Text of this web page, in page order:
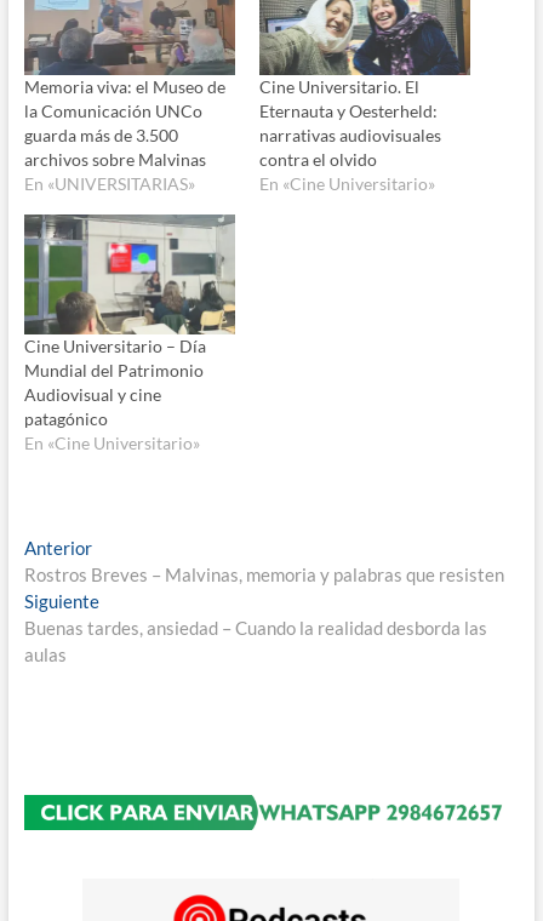
Memoria viva: el Museo de
la Comunicación UNCo
guarda más de 3.500
archivos sobre Malvinas
En «UNIVERSITARIAS»
Cine Universitario. El
Eternauta y Oesterheld:
narrativas audiovisuales
contra el olvido
En «Cine Universitario»
Cine Universitario – Día
Mundial del Patrimonio
Audiovisual y cine
patagónico
En «Cine Universitario»
Navegación
de
entradas
AnteriorEntrada
anterior:
Rostros Breves – Malvinas, memoria y palabras que resisten
SiguienteEntrada
siguiente:
Buenas tardes, ansiedad – Cuando la realidad desborda las
aulas